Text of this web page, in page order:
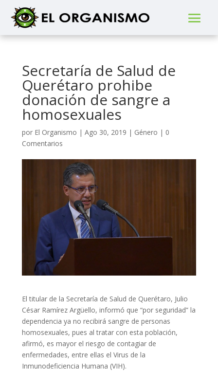
Secretaría de Salud de
Querétaro prohibe
donación de sangre a
homosexuales
por El Organismo | Ago 30, 2019 | Género | 0
Comentarios
El titular de la Secretaría de Salud de Querétaro, Julio
César Ramírez Argüello, informó que “por seguridad” la
dependencia ya no recibirá sangre de personas
homosexuales, pues al tratar con esta población,
afirmó, es mayor el riesgo de contagiar de
enfermedades, entre ellas el Virus de la
Inmunodeficiencia Humana (VIH).